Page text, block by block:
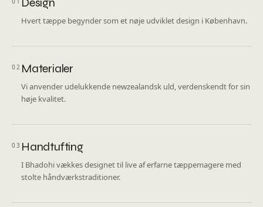
Hvert tæppe begynder som et nøje udviklet design i København.
02 Materialer
Vi anvender udelukkende newzealandsk uld, verdenskendt for sin
høje kvalitet.
03 Handtufting
I Bhadohi vækkes designet til live af erfarne tæppemagere med
stolte håndværkstraditioner.